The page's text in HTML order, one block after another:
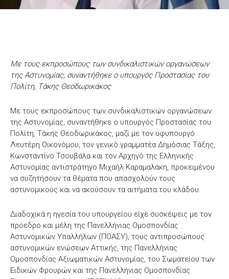
Με τους εκπροσώπους των συνδικαλιστικών οργανώσεων
της Αστυνομίας, συναντήθηκε ο υπουργός Προστασίας του
Πολίτη, Τάκης Θεοδωρικάκος
Με τους εκπροσώπους των συνδικαλιστικών οργανώσεων
της Αστυνομίας, συναντήθηκε ο υπουργός Προστασίας του
Πολίτη, Τάκης Θεοδωρικάκος, μαζί με τον υφυπουργό
Λευτέρη Οικονόμου, τον γενικό γραμματέα Δημόσιας Τάξης,
Κωνσταντίνο Τσουβάλα και τον Αρχηγό της Ελληνικής
Αστυνομίας αντιστράτηγο Μιχαήλ Καραμαλάκη, προκειμένου
να συζητήσουν τα θέματα που απασχολούν τους
αστυνομικούς και να ακούσουν τα αιτήματα του κλάδου.
Διαδοχικά η ηγεσία του υπουργείου είχε συσκέψεις με τον
πρόεδρο και μέλη της Πανελλήνιας Ομοσπονδίας
Αστυνομικών Υπαλλήλων (ΠΟΑΣΥ), τους αντιπροσώπους
αστυνομικών ενώσεων Αττικής, της Πανελλήνιας
Ομοσπονδίας Αξιωματικών Αστυνομίας, του Σωματείου των
Ειδικών Φρουρών και της Πανελλήνιας Ομοσπονδίας